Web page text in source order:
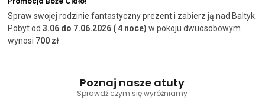
Spraw swojej rodzinie fantastyczny prezent i zabierz ją nad Baltyk.
Pobyt od3.06 do 7.06.2026 ( 4 noce)w pokoju dwuosobowym
wynosi 700 zł
Poznaj nasze atuty
Sprawdź czym się wyróżniamy